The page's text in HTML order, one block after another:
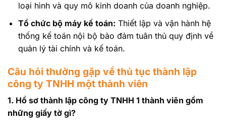
loại hình và quy mô kinh doanh của doanh nghiệp.
Tổ chức bộ máy kế toán: Thiết lập và vận hành hệ
thống kế toán nội bộ bảo đảm tuân thủ quy định về
quản lý tài chính và kế toán.
Câu hỏi thường gặp về thủ tục thành lập
công ty TNHH một thành viên
1. Hồ sơ thành lập công ty TNHH 1 thành viên gồm
những giấy tờ gì?